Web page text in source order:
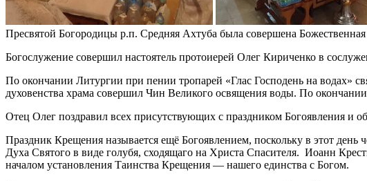
Пресвятой Богородицы р.п. Средняя Ахтуба была совершена
Богослужение совершил настоятель протоиерей Олег Кириченко в
По окончании Литургии при пении тропарей «Глас Господень на водах»
духовенства храма совершил Чин Великого освящения воды. По
Отец Олег поздравил всех присутствующих с праздником Богоявления и
Праздник Крещения называется ещё Богоявлением, поскольку в этот день
Духа Святого в виде голубя, сходящаго на Христа Спасителя. Иоанн
началом установления Таинства Крещения — нашего единства с Богом.